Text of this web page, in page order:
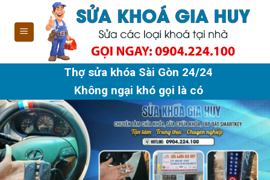
content
Thợ sửa khóa Sài Gòn 24/24
Không ngại khó gọi là có